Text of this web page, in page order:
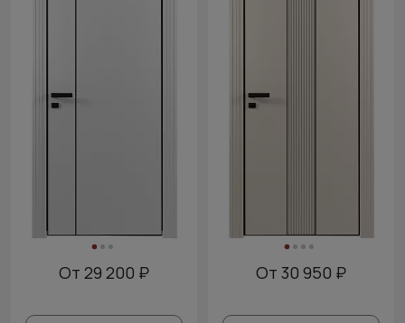
От 29 200 ₽ От 30 950 ₽